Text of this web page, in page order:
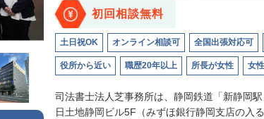
初回相談無料
土日祝OK オンライン相談可 全国出張対応可
役所から近い 職歴20年以上 所長が女性 女
司法書士法人芝事務所は、静岡鉄道「新静岡駅
日土地静岡ビル5F（みずほ銀行静岡支店の入